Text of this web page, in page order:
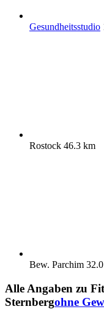
Gesundheitsstudio
Rostock 46.3 km
Bew. Parchim
Alle Angaben zu
Sternbergohne